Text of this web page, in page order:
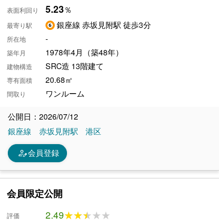
表面利回り 5.23％
最寄り駅 銀座線 赤坂見附駅 徒歩3分
所在地 -
築年月 1978年4月（築48年）
建物構造 SRC造 13階建て
専有面積 20.68㎡
間取り ワンルーム
公開日：2026/07/12
銀座線
赤坂見附駅 港区
person_edit会員登録
会員限定公開
評価 2.49★★★★★
★★★★★